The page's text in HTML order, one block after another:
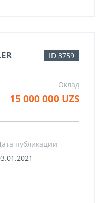
ID 3759
Оклад
15 000 000 UZS
публикации